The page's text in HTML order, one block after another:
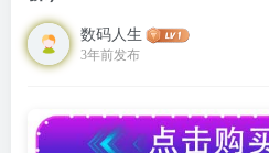
数码人生
3年前发布